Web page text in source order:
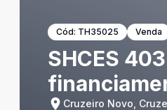
Cód: TH35025 Venda
SHCES
Cruzeiro Novo,